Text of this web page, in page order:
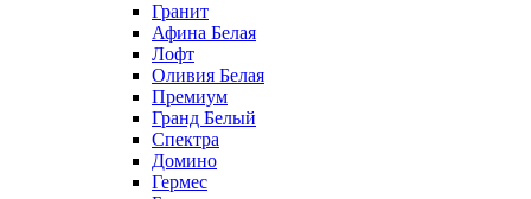
Гранит
Афина Белая
Лофт
Оливия Белая
Премиум
Гранд Белый
Спектра
Домино
Гермес